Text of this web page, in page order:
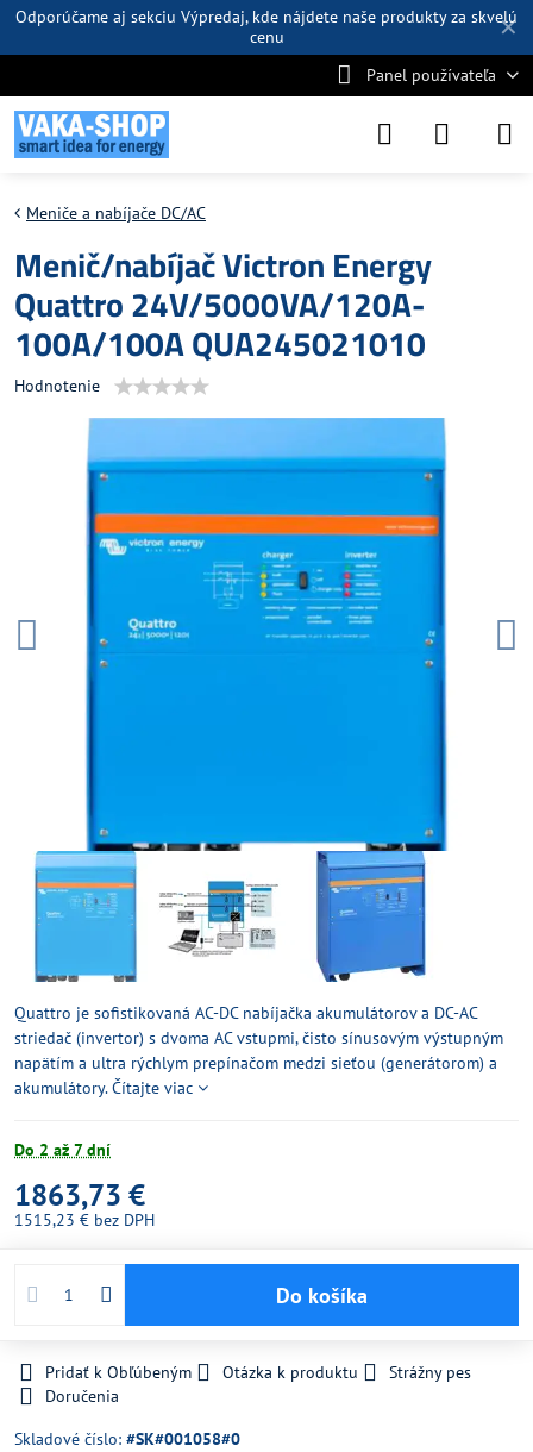
✕
Odporúčame aj sekciu Výpredaj, kde nájdete naše produkty za skvelú
cenu
Panel používateľa
Meniče a nabíjače DC/AC
Menič/nabíjač Victron Energy
Quattro 24V/5000VA/120A-
100A/100A QUA245021010
Hodnotenie
Quattro je sofistikovaná AC-DC nabíjačka akumulátorov a DC-AC
striedač (invertor) s dvoma AC vstupmi, čisto sínusovým výstupným
napätím a ultra rýchlym prepínačom medzi sieťou (generátorom) a
akumulátory.Čítajte viac
Do 2 až 7 dní
1863,73 €
1515,23 € bez DPH
Do košíka
Pridať k Obľúbeným Otázka k produktu
Strážny pes
Doručenia
Skladové číslo: #SK#001058#0